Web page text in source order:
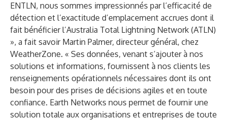
ENTLN, nous sommes impressionnés par l’efficacité de
détection et l’exactitude d’emplacement accrues dont il
fait bénéficier l’Australia Total Lightning Network (ATLN)
», a fait savoir Martin Palmer, directeur général, chez
WeatherZone. « Ses données, venant s’ajouter à nos
solutions et informations, fournissent à nos clients les
renseignements opérationnels nécessaires dont ils ont
besoin pour des prises de décisions agiles et en toute
confiance. Earth Networks nous permet de fournir une
solution totale aux organisations et entreprises de toute